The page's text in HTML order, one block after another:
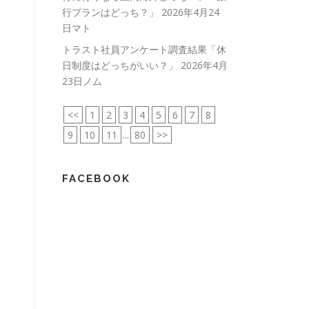
行プランはどっち？」
2026年4月24
日マト
トラスト社員アンケート調査結果「休
日制度はどっちがいい？」
2026年4月
23日ノム
<< 1 2 3 4 5 6 7
8
9
10 11 ... 80 >>
FACEBOOK